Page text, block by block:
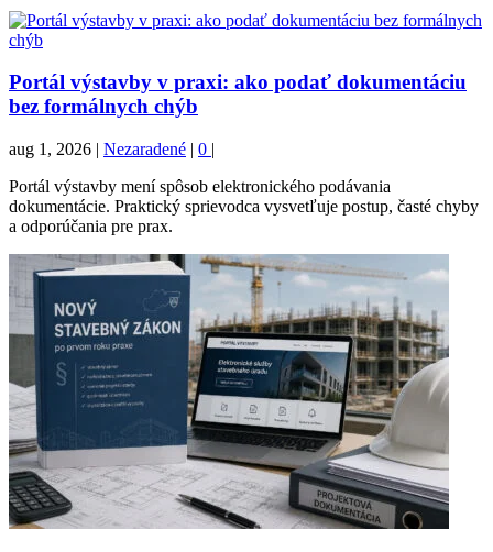
Portál výstavby v praxi: ako podať dokumentáciu
bez formálnych chýb
aug 1, 2026 | Nezaradené | 0 |
Portál výstavby mení spôsob elektronického podávania
dokumentácie. Praktický sprievodca vysvetľuje postup, časté chyby
a odporúčania pre prax.